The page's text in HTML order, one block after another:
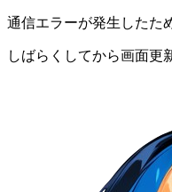
通信エラーが発生したた
しばらくしてから画面更